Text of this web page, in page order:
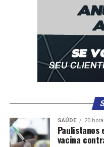
SAÚDE 20
vacina